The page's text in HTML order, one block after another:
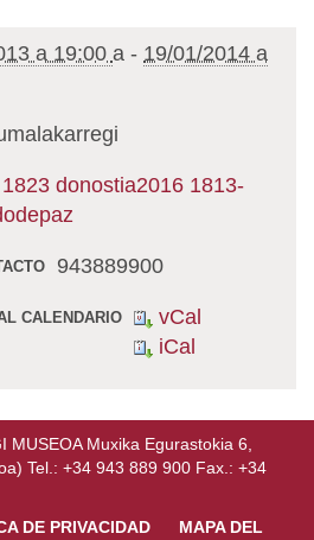
a 19:00 a - 19/01/2014 a
1823 donostia2016 1813-
943889900
CALENDARIO
vCal
iCal
MUSEOA Muxika Egurastokia 6,
Tel.: +34 943 889 900 Fax.: +34
DE PRIVACIDAD
MAPA DEL